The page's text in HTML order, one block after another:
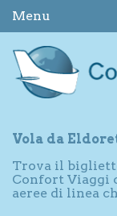
Menu
Vola da
Trova il
Confort Viaggi
aeree di linea